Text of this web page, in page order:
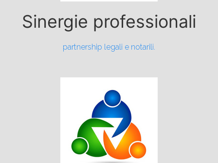
Sinergie professionali
partnership legali e notarili.